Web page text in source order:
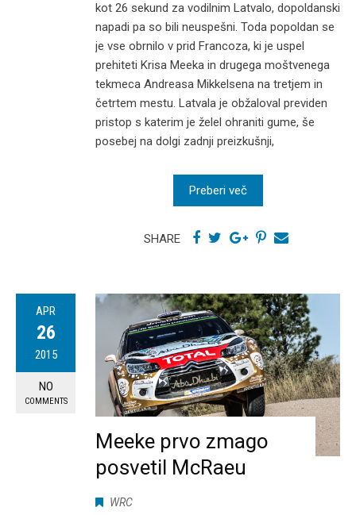
kot 26 sekund za vodilnim Latvalo, dopoldanski
napadi pa so bili neuspešni. Toda popoldan se
je vse obrnilo v prid Francoza, ki je uspel
prehiteti Krisa Meeka in drugega moštvenega
tekmeca Andreasa Mikkelsena na tretjem in
četrtem mestu. Latvala je obžaloval previden
pristop s katerim je želel ohraniti gume, še
posebej na dolgi zadnji preizkušnji,
Preberi več
SHARE
APR
26
2015
NO
COMMENTS
Meeke prvo zmago
posvetil McRaeu
WRC